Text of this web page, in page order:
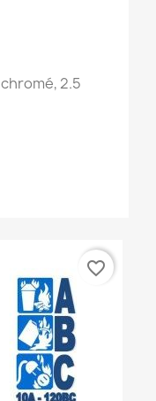
2.5
favorite_border